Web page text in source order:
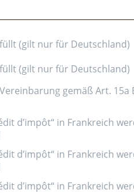
(gilt nur für Deutschland)
(gilt nur für Deutschland)
gemäß Art.
d’impôt“ in Frankreich
d’impôt“ in Frankreich
d’impôt“ in Frankreich